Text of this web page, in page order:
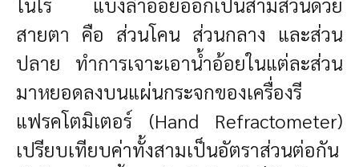
สายตา คือ ส่วนโคน ส่วนกลาง และส่วน
ปลาย ทำการเจาะเอาน้ำอ้อยในแต่ละส่วน
มาหยอดลงบนแผ่นกระจกของเครื่องรี
แฟรคโตมิเตอร์ (Hand Refractometer)
เปรียบเทียบค่าทั้งสามเป็นอัตราส่วนต่อกัน